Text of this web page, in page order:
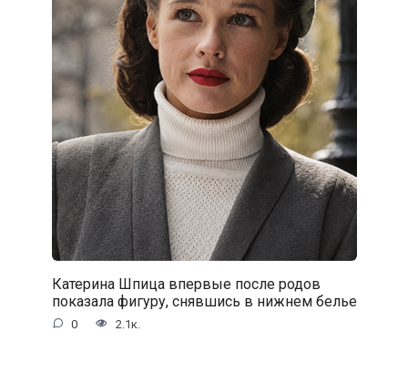
Катерина Шпица впервые после родов
показала фигуру, снявшись в нижнем белье
0 2.1к.